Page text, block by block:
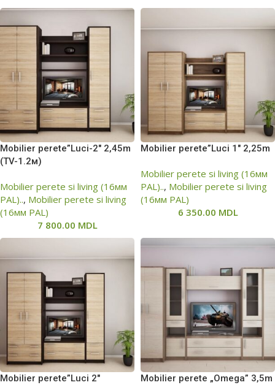
Mobilier perete”Luci-2″ 2,45m
(ТV-1.2м)
Mobilier perete si living (16мм
PAL).., Mobilier perete si living
(16мм PAL)
7 800.00 MDL
Mobilier perete”Luci 1″ 2,25m
Mobilier perete si living (16мм
PAL).., Mobilier perete si living
(16мм PAL)
6 350.00 MDL
Mobilier perete”Luci 2″
Mobilier perete „Omega” 3,5m